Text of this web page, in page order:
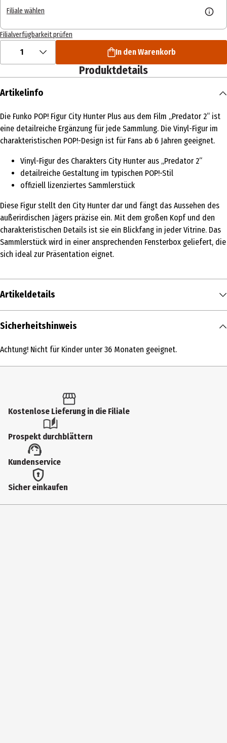
Filiale wählen
Filialverfügbarkeit prüfen
1 In den Warenkorb
Produktdetails
Artikelinfo
Die Funko POP! Figur City Hunter Plus aus dem Film „Predator 2“ ist
eine detailreiche Ergänzung für jede Sammlung. Die Vinyl-Figur im
charakteristischen POP!-Design ist für Fans ab 6 Jahren geeignet.
Vinyl-Figur des Charakters City Hunter aus „Predator 2“
detailreiche Gestaltung im typischen POP!-Stil
offiziell lizenziertes Sammlerstück
Diese Figur stellt den City Hunter dar und fängt das Aussehen des
außerirdischen Jägers präzise ein. Mit dem großen Kopf und den
charakteristischen Details ist sie ein Blickfang in jeder Vitrine. Das
Sammlerstück wird in einer ansprechenden Fensterbox geliefert, die
sich ideal zur Präsentation eignet.
Artikeldetails
Inhalt
Produkttyp
6 Jahre
Artikelnummer des Herstellers
80200
Lizenz (spw)
Funko Others
Zielgruppe
Sicherheitshinweis
Achtung! Nicht für Kinder unter 36 Monaten geeignet.
Kostenlose Lieferung in die Filiale
Prospekt durchblättern
Kundenservice
Sicher einkaufen